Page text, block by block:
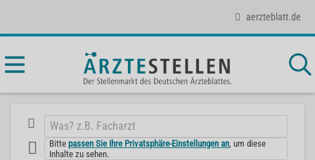
aerzteblatt.de
Bittepassen Sie Ihre Privatsphäre-Einstellungen an , um diese
Inhalte zu sehen.